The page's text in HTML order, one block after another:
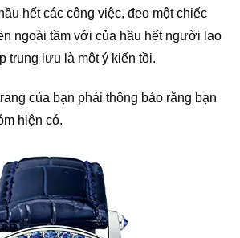
hết các công việc, đeo một chiếc
ngoài tầm với của hầu hết người lao
trung lưu là một ý kiến ​​tồi.
của bạn phải thông báo rằng bạn
hiện có.